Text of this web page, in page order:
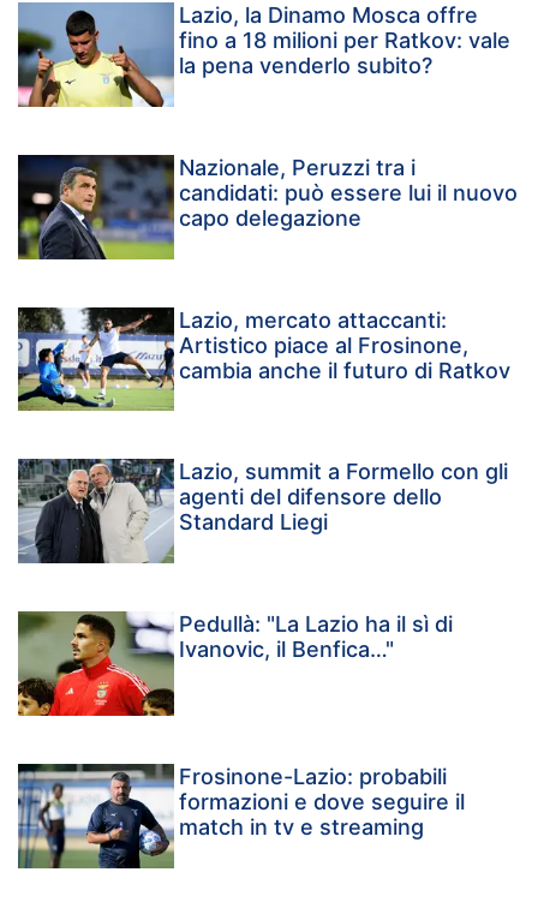
Lazio, la Dinamo Mosca offre
fino a 18 milioni per Ratkov: vale
la pena venderlo subito?
Nazionale, Peruzzi tra i
candidati: può essere lui il nuovo
capo delegazione
Lazio, mercato attaccanti:
Artistico piace al Frosinone,
cambia anche il futuro di Ratkov
Lazio, summit a Formello con gli
agenti del difensore dello
Standard Liegi
Pedullà: "La Lazio ha il sì di
Ivanovic, il Benfica…"
Frosinone-Lazio: probabili
formazioni e dove seguire il
match in tv e streaming